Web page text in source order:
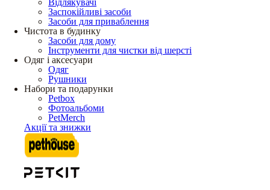
Відлякувачі
Заспокійливі засоби
Засоби для приваблення
Чистота в будинку
Засоби для дому
Інструменти для чистки від шерсті
Одяг і аксесуари
Одяг
Рушники
Набори та подарунки
Petbox
Фотоальбоми
PetMerch
Акції та знижки